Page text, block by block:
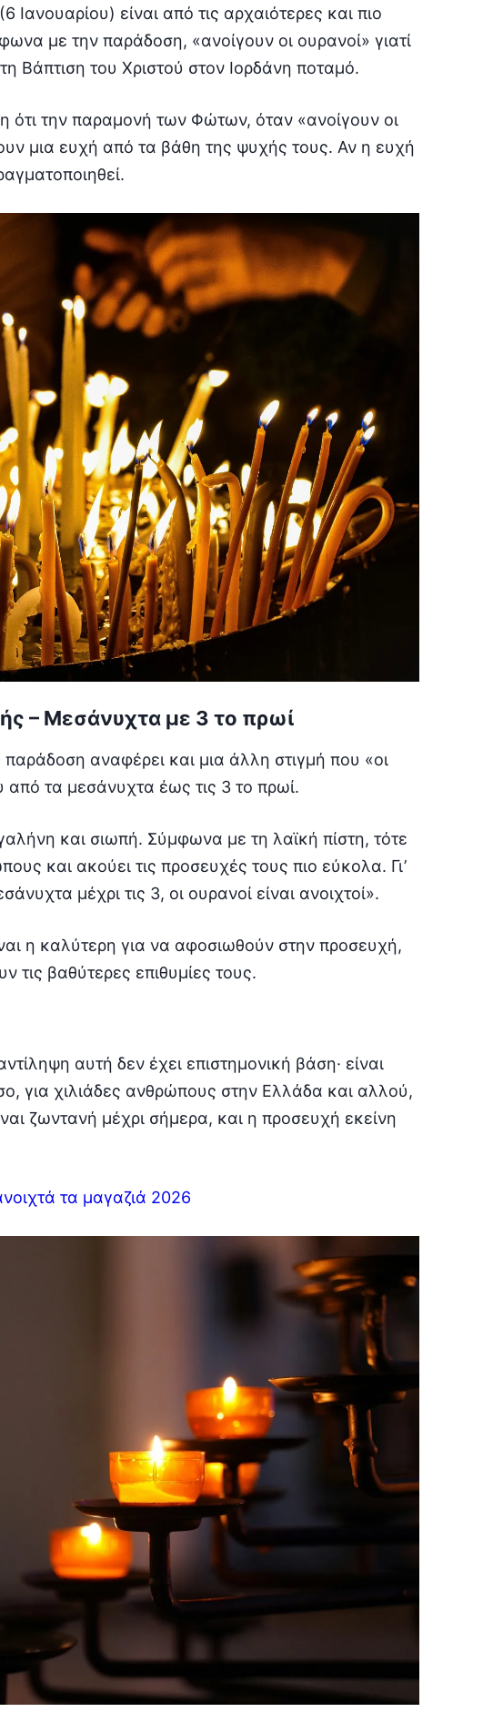
είναι από τις αρχαιότερες και πιο
με την παράδοση, «ανοίγουν οι ουρανοί» γιατί
Βάπτιση του Χριστού στον Ιορδάνη ποταμό.
ότι την παραμονή των Φώτων, όταν «ανοίγουν οι
μια ευχή από τα βάθη της ψυχής τους. Αν η ευχή
– Μεσάνυχτα με 3 το πρωί
αναφέρει και μια άλλη στιγμή που «οι
από τα μεσάνυχτα έως τις 3 το πρωί.
και σιωπή. Σύμφωνα με τη λαϊκή πίστη, τότε
και ακούει τις προσευχές τους πιο εύκολα. Γι’
μέχρι τις 3, οι ουρανοί είναι ανοιχτοί».
η καλύτερη για να αφοσιωθούν στην προσευχή,
βαθύτερες επιθυμίες τους.
αυτή δεν έχει επιστημονική βάση· είναι
για χιλιάδες ανθρώπους στην Ελλάδα και αλλού,
ζωντανή μέχρι σήμερα, και η προσευχή εκείνη
τα μαγαζιά 2026